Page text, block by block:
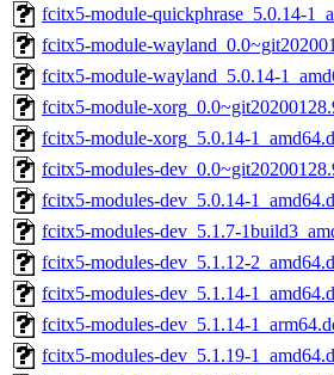
fcitx5-module-quickphrase_5.0.14-
fcitx5-module-
fcitx5-module-wayland_5.0.14-
fcitx5-module-
fcitx5-module-xorg_5.0.14-
fcitx5-modules-
fcitx5-modules-dev_5.0.14-
fcitx5-modules-dev_5.1.7-
fcitx5-modules-dev_5.1.12-
fcitx5-modules-dev_5.1.14-
fcitx5-modules-dev_5.1.14-
fcitx5-modules-dev_5.1.19-